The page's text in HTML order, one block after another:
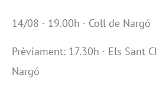
14/08 · 19.00h · Coll de Nargó
Prèviament: 17.30h · Els Sant
Nargó